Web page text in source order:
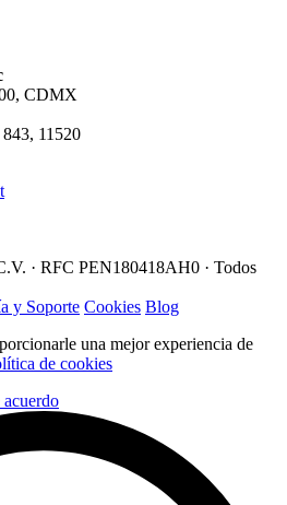
CDMX
11520
· RFC PEN180418AH0 · Todos
y Soporte Cookies Blog
una mejor experiencia de
de cookies